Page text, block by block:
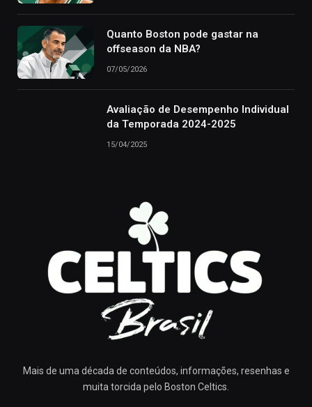
Quanto Boston pode gastar na
offseason da NBA?
07/05/2026
Avaliação de Desempenho Individual
da Temporada 2024-2025
15/04/2025
Mais de uma década de conteúdos, informações, resenhas e
muita torcida pelo Boston Celtics.